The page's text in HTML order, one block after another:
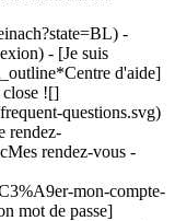
-
- [Je suis
d'aide]
close ![]
questions.svg)
rendez-
rendez-vous -
mon-compte-
mot de passe]